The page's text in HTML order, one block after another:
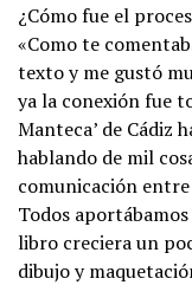
¿Cómo fue el
«Como te
texto y me gustó
ya la conexión fue
Manteca’ de Cádiz
hablando de mil
comunicación
Todos
libro creciera un
dibujo y